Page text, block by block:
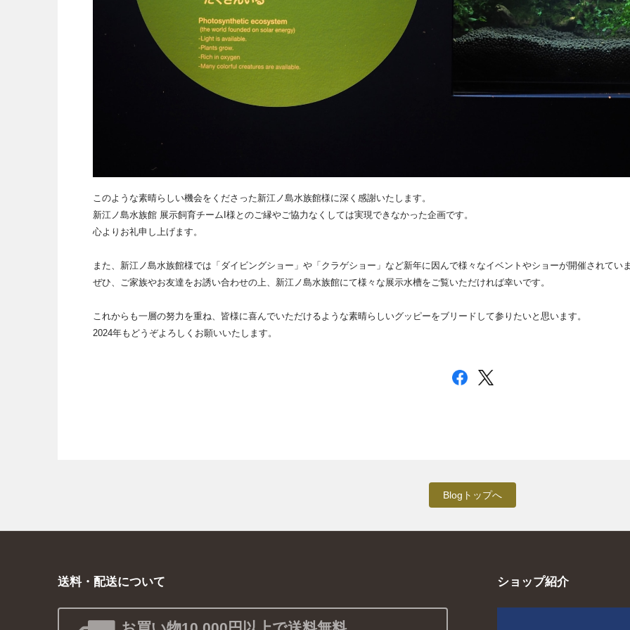
このような素晴らしい機会をくださった新江ノ島水族館様に深く感謝いたします。
新江ノ島水族館 展示飼育チームI様とのご縁やご協力なくしては実現できなかった企画です。
心よりお礼申し上げます。
また、新江ノ島水族館様では「ダイビングショー」や「クラゲショー」など新年に因んで様々なイベントやショーが開催されてい
ぜひ、ご家族やお友達をお誘い合わせの上、新江ノ島水族館にて様々な展示水槽をご覧いただければ幸いです。
これからも一層の努力を重ね、皆様に喜んでいただけるような素晴らしいグッピーをブリードして参りたいと思います。
2024年もどうぞよろしくお願いいたします。
Blogトップへ
送料・配送について ショップ紹介